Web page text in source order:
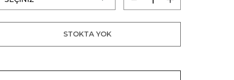
STOKTA YOK